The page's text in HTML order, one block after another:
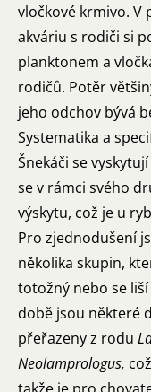
vločkové krmivo. V
akváriu s rodiči si
planktonem a
rodičů. Potěr
jeho odchov bývá
Systematika a
Šnekáči se
se v rámci svého
výskytu, což je u
Pro zjednodušení
několika skupin,
totožný nebo se
době jsou některé
přeřazeny z rodu
Neolamprologus,
takže je pro